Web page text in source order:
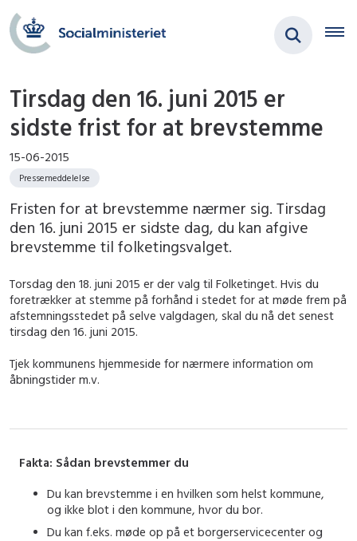
Tirsdag den 16. juni 2015 er
sidste frist for at brevstemme
15-06-2015
Pressemeddelelse
Fristen for at brevstemme nærmer sig. Tirsdag
den 16. juni 2015 er sidste dag, du kan afgive
brevstemme til folketingsvalget.
Torsdag den 18. juni 2015 er der valg til Folketinget. Hvis du
foretrækker at stemme på forhånd i stedet for at møde frem på
afstemningsstedet på selve valgdagen, skal du nå det senest
tirsdag den 16. juni 2015.
Tjek kommunens hjemmeside for nærmere information om
åbningstider m.v.
Fakta: Sådan brevstemmer du
Du kan brevstemme i en hvilken som helst kommune,
og ikke blot i den kommune, hvor du bor.
Du kan f.eks. møde op på et borgerservicecenter og